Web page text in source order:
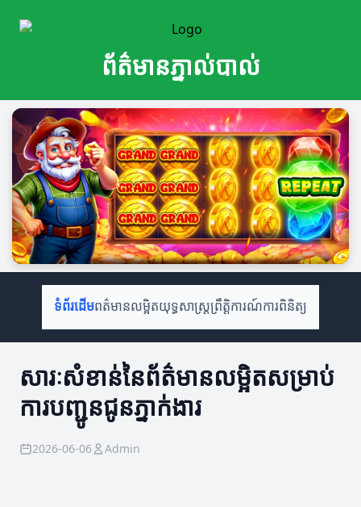
ព័ត៌មានភ្នាល់បាល់
ទំព័រដើមពត៌មានលម្អិតយុទ្ធសាស្ត្រព្រឹត្តិការណ៍ការពិនិត្យ
សារៈសំខាន់នៃព័ត៌មានលម្អិតសម្រាប់
ការបញ្ជូនជូនភ្នាក់ងារ
2026-06-06 Admin